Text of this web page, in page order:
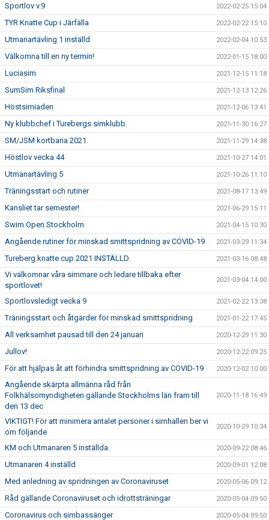
Sportlov v.9 2022-02-25 15:04
TYR Knatte Cup i Järfälla 2022-02-22 15:10
Utmanartävling 1 inställd 2022-02-04 10:53
Välkomna till en ny termin! 2022-01-15 18:00
Luciasim 2021-12-15 11:18
SumSim Riksfinal 2021-12-13 12:26
Höstsimiaden 2021-12-06 13:41
Ny klubbchef i Turebergs simklubb. 2021-11-30 16:27
SM/JSM kortbana 2021 2021-11-29 14:38
Höstlov vecka 44 2021-10-27 14:01
Utmanartävling 5 2021-10-26 11:10
Träningsstart och rutiner 2021-08-17 13:49
Kansliet tar semester! 2021-06-29 15:11
Swim Open Stockholm 2021-04-15 10:30
Angående rutiner för minskad smittspridning av COVID-19 2021-03-29 11:34
Tureberg knatte cup 2021 INSTÄLLD. 2021-03-16 08:48
Vi välkomnar våra simmare och ledare tillbaka efter
sportlovet!
2021-03-04 14:00
Sportlovsledigt vecka 9 2021-02-22 13:38
Träningsstart och åtgärder för minskad smittspridning 2021-01-22 17:45
All verksamhet pausad till den 24 januari 2020-12-29 11:30
Jullov! 2020-12-22 09:25
För att hjälpas åt att förhindra smittspridning av COVID-19 2020-12-02 10:00
Angående skärpta allmänna råd från
Folkhälsomyndigheten gällande Stockholms län fram till
den 13 dec
2020-11-18 16:49
VIKTIGT! För att minimera antalet personer i simhallen ber vi
om följande
2020-10-29 10:34
KM och Utmanaren 5 inställda. 2020-09-22 08:46
Utmanaren 4 inställd 2020-09-01 12:08
Med anledning av spridningen av Coronaviruset 2020-05-06 09:12
Råd gällande Coronaviruset och idrottsträningar 2020-05-04 09:50
Coronavirus och simbassänger 2020-05-04 09:50